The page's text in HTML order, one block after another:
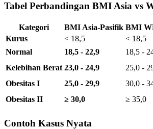
Tabel Perbandingan BMI Asia vs
Kategori BMI Asia-Pasifik BMI
Kurus
< 18,5 < 18,5
Normal
18,5 - 22,9 18,5 -
Kelebihan Berat 23,0 - 24,9 25,0 -
Obesitas I
25,0 - 29,9 30,0 -
Obesitas II
≥ 30,0 ≥ 35,0
Contoh Kasus Nyata